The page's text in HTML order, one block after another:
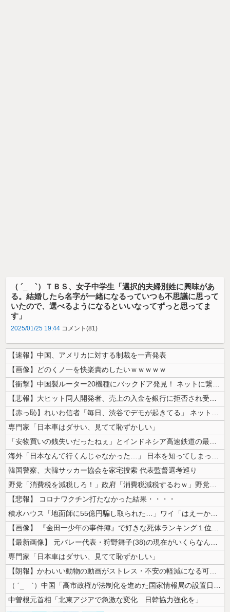
（ ´_ゝ`）ＴＢＳ、女子中学生「選択的夫婦別姓に興味があ
る。結婚したら名字が一緒になるっていつも不思議に思って
いたので、選べるようになるといいなってずっと思ってま
す」
2025/01/25 19:44 コメント(81)
【速報】中国、アメリカに対する制裁を一斉発表
【画像】どのくノ一を快楽責めしたいｗｗｗｗｗ
【衝撃】中国製ルーター20機種にバックドア発見！ ネットに繋ぐだけで3...
【悲報】大ヒット同人開発者、売上の入金を銀行に拒否され受け取れず、多額...
【赤っ恥】れいわ信者「毎日、渋谷でデモが起きてる」 ネット「参加者の少...
専門家「日本車はダサい、見てて恥ずかしい」
「安物買いの銭失いだったねぇ」とインドネシア高速鉄道の最終処分に日本側...
海外「日本なんて行くんじゃなかった…」 日本を知ってしまったディズニー...
韓国警察、大韓サッカー協会を家宅捜索 代表監督選考巡り
野党「消費税を減税しろ！」政府「消費税減税するわｗ」野党「消費税を減税...
【悲報】 コロナワクチン打たなかった結果・・・・
積水ハウス「地面師に55億円騙し取られた…」ワイ「はえーかわいそう…会...
【画像】 『金田一少年の事件簿』で好きな死体ランキング１位がこちら！
【最新画像】 元バレー代表・狩野舞子(38)の現在がいくらなんでも即ハ...
専門家「日本車はダサい、見てて恥ずかしい」
【朗報】かわいい動物の動画がストレス・不安の軽減になる可能性。英大学の...
（ ´_ゝ`）中国「高市政権が法制化を進めた国家情報局の設置日が7月3...
中曽根元首相「北東アジアで急激な変化 日韓協力強化を」